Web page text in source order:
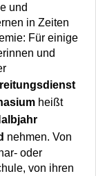
und
in Zeiten
Für einige
und
heißt
nehmen. Von
oder
von ihren